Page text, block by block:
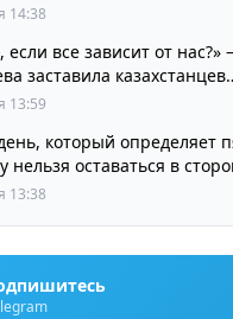
14:38
если все зависит от
заставила казахстанцев
и задуматься
13:59
который определяет
нельзя оставаться в
13:38